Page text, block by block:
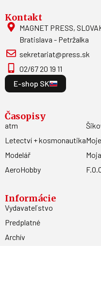
Kontakt
MAGNET PRESS,
Bratislava - Petržalka
sekretariat@press.sk
02/67 20 19 11
E-shop SK
Časopisy
atm
Letectví + kosmonautika
Modelář
AeroHobby
Informácie
Vydavateľstvo
Predplatné
Archív